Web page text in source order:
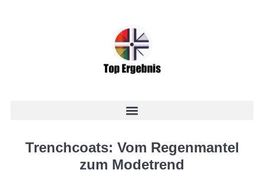
Trenchcoats: Vom Regenmantel
zum Modetrend